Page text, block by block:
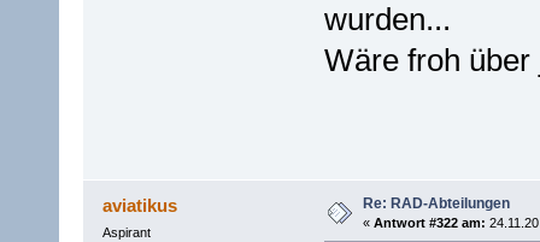
wurden...
Wäre froh
aviatikus
Aspirant
Re: RAD-Abteilungen
« Antwort #322 am: